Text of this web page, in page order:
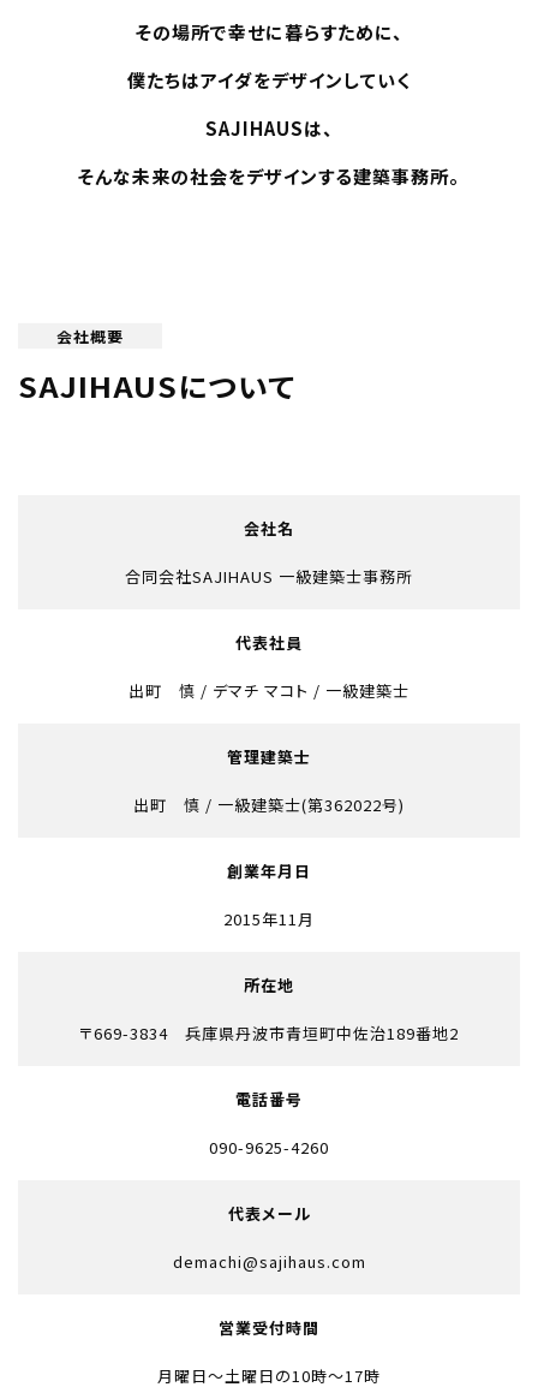
その場所で幸せに暮らすために、
僕たちはアイダをデザインしていく
SAJIHAUSは、
そんな未来の社会をデザインする建築事務所。
会社概要
SAJIHAUSについて
会社名
合同会社SAJIHAUS 一級建築士事務所
代表社員
出町 慎 / デマチ マコト / 一級建築士
管理建築士
出町 慎 / 一級建築士(第362022号)
創業年月日
2015年11月
所在地
〒669-3834 兵庫県丹波市青垣町中佐治189番地2
電話番号
090-9625-4260
代表メール
demachi@sajihaus.com
営業受付時間
月曜日～土曜日の10時～17時